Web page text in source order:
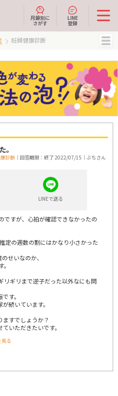
月齢別に
さがす
LINE
登録
妊婦健康診断
。
診断 ｜回答期限：終了 2022/07/15｜ぶちさん
LINEで送る
ですが、心拍が確認できなかったの
定の週数の割にはかなり小さかった
せいなのか、
リギリまで逆子だった以外なにも問
す。
続いています。
すでしょうか？
いただきたいです。
る